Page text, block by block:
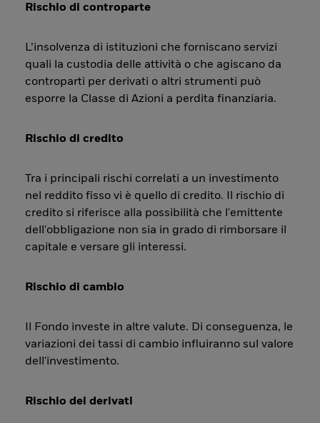
Rischio di controparte
L’insolvenza di istituzioni che forniscano servizi
quali la custodia delle attività o che agiscano da
controparti per derivati o altri strumenti può
esporre la Classe di Azioni a perdita finanziaria.
Rischio di credito
Tra i principali rischi correlati a un investimento
nel reddito fisso vi è quello di credito. Il rischio di
credito si riferisce alla possibilità che l'emittente
dell'obbligazione non sia in grado di rimborsare il
capitale e versare gli interessi.
Rischio di cambio
Il Fondo investe in altre valute. Di conseguenza, le
variazioni dei tassi di cambio influiranno sul valore
dell'investimento.
Rischio dei derivati